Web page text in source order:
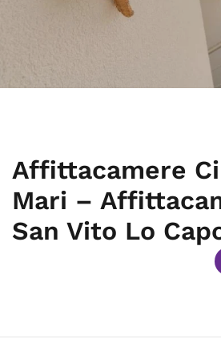
Affittacamere
Mari –
San Vito Lo